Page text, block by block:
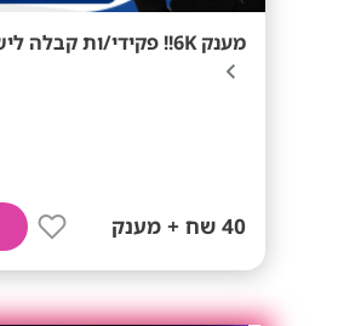
מענק 6K!! פקידי/ות קבלה לישרוטל אילת!
40 שח + מענק